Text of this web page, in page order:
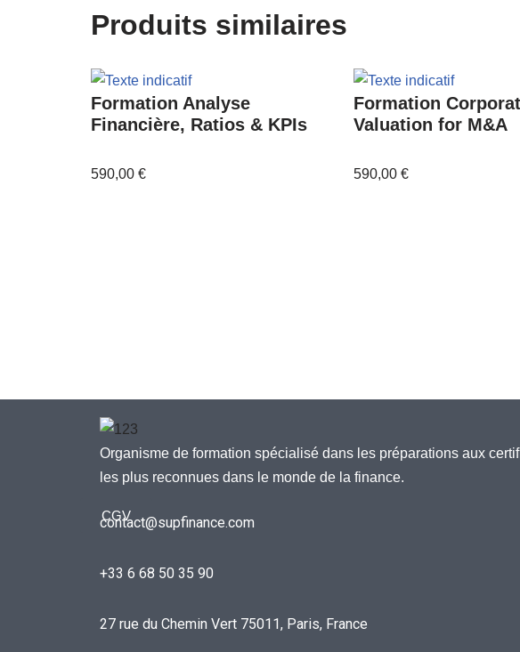
Produits similaires
Formation Analyse
Financière, Ratios & KPIs
590,00 €
Formation
Valuation for M&A
590,00 €
Organisme de formation spécialisé dans les préparations aux
les plus reconnues dans le monde de la finance.
CGV
contact@supfinance.com
+33 6 68 50 35 90
27 rue du Chemin Vert 75011, Paris, France